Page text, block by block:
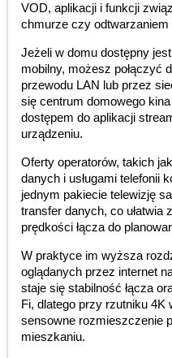
VOD, aplikacji i funkcji
chmurze czy
Jeżeli w domu dostępny
mobilny, możesz połączyć
przewodu LAN lub przez
się centrum domowego
dostępem do aplikacji
urządzeniu.
Oferty operatorów, takich
danych i usługami telefonii
jednym pakiecie telewizję
transfer danych, co ułatwia
prędkości łącza do
W praktyce im wyższa
oglądanych przez internet
staje się stabilność łącza
Fi, dlatego przy rzutniku 4K
sensowne rozmieszczenie
mieszkaniu.